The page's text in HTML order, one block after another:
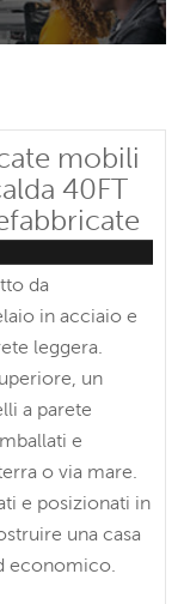
mobili
40FT
da
in acciaio e
leggera.
un
a parete
e
o via mare.
e posizionati in
una casa
economico.